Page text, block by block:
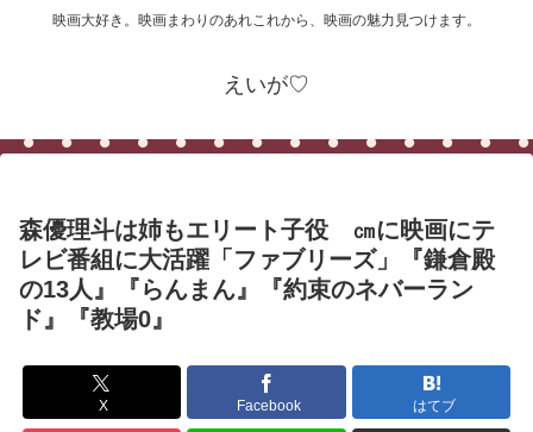
映画大好き。映画まわりのあれこれから、映画の魅力見つけます。
えいが♡
森優理斗は姉もエリート子役 ㎝に映画にテ
レビ番組に大活躍「ファブリーズ」『鎌倉殿
の13人』『らんまん』『約束のネバーラン
ド』『教場0』
X Facebook はてブ